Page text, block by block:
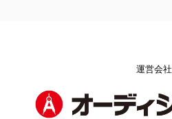
運営会社